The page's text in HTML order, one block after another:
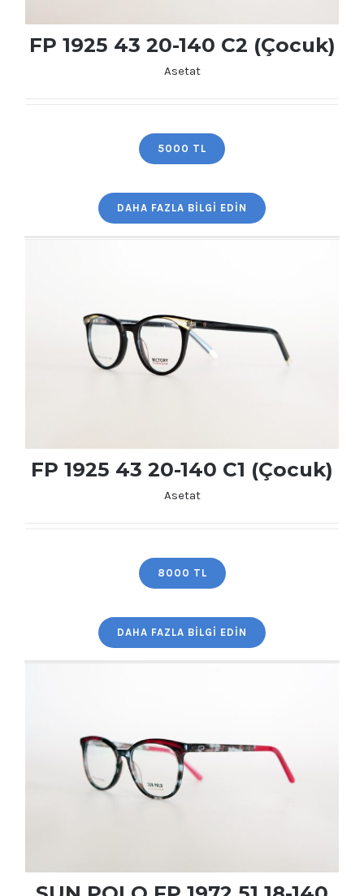
FP 1925 43 20-140 C2 (Çocuk)
FP 1925 43 20-140 C2 (Çocuk)
Asetat
5000 TL
DAHA FAZLA BILGI EDIN
FP 1925 43 20-140 C1 (Çocuk)
FP 1925 43 20-140 C1 (Çocuk)
Asetat
8000 TL
DAHA FAZLA BILGI EDIN